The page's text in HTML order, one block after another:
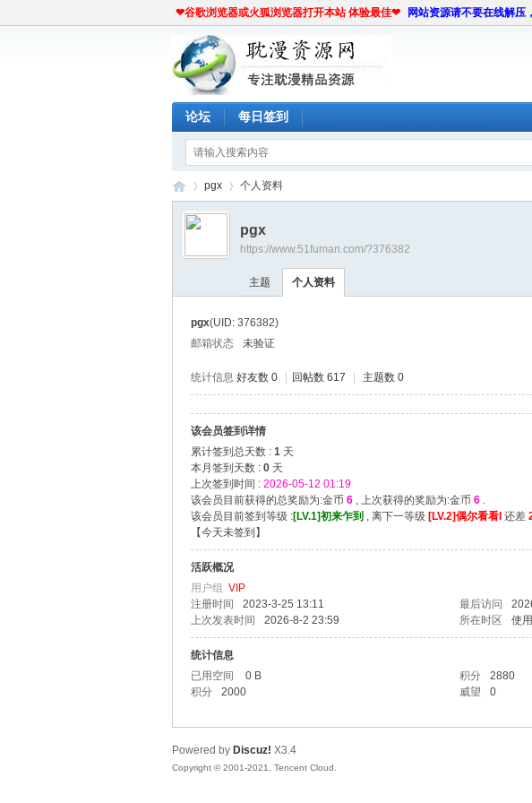
❤谷歌浏览器或火狐浏览器打开本站 体验最佳❤ 网站资源请不要在线解压
论坛 每日签到
›
pgx
›
个人资料
pgx
https://www.51fuman.com/?376382
主题 个人资料
pgx(UID: 376382)
邮箱状态
未验证
统计信息 好友数 0 回帖数 617 主题数 0
该会员签到详情
累计签到总天数 : 1 天
本月签到天数 : 0 天
上次签到时间 : 2026-05-12 01:19
该会员目前获得的总奖励为:金币 6 , 上次获得的奖励为:金币 6 .
该会员目前签到等级 :[LV.1]初来乍到 , 离下一等级 [LV.2]偶尔看看I 还差
【今天未签到 】
活跃概况
用户组 VIP
注册时间
2023-3-25 13:11 最后访问
上次发表时间
2026-8-2 23:59 所在时区 使
统计信息
已用空间
0 B 积分 2880
积分
2000 威望 0
Powered by Discuz! X3.4
Copyright © 2001-2021, Tencent Cloud.